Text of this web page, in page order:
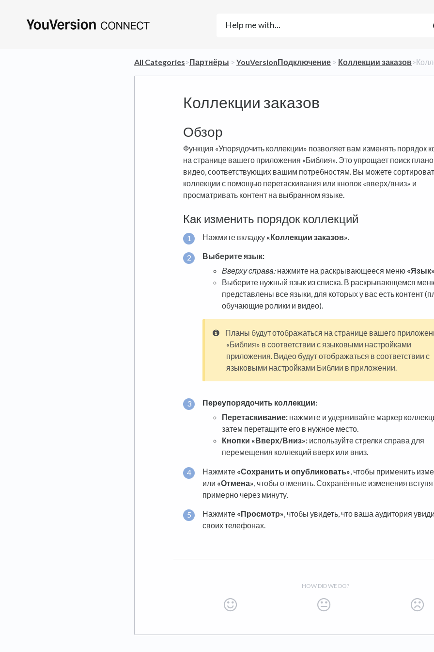
All Categories​>​​Партнёры ​ > ​ ​YouVersionПодключение ​ > ​ ​Коллекции заказов​>​
Коллекции заказов
Обзор
Функция «Упорядочить коллекции» позволяет вам изменять порядок
на странице вашего приложения «Библия». Это упрощает поиск
видео, соответствующих вашим потребностям. Вы можете
коллекции с помощью перетаскивания или кнопок «вверх/вниз» и
просматривать контент на выбранном языке.
Как изменить порядок коллекций
Нажмите вкладку «Коллекции заказов»
Выберите язык:
Вверху справа:нажмите на раскрывающееся меню «Язык»
Выберите нужный язык из списка. В раскрывающемся
представлены все языки, для которых у вас есть контент
обучающие ролики и видео).
Планы будут отображаться на странице вашего
«Библия» в соответствии с языковыми настройками
приложения. Видео будут отображаться в соответствии с
языковыми настройками Библии в приложении.
Переупорядочить коллекции:
Перетаскивание: нажмите и удерживайте маркер
затем перетащите его в нужное место.
Кнопки «Вверх/Вниз»: используйте стрелки справа для
перемещения коллекций вверх или вниз.
Нажмите «Сохранить и опубликовать» , чтобы применить
или «Отмена» , чтобы отменить. Сохранённые изменения
примерно через минуту.
Нажмите «Просмотр», чтобы увидеть, что ваша аудитория
своих телефонах.
HOW DID WE DO?